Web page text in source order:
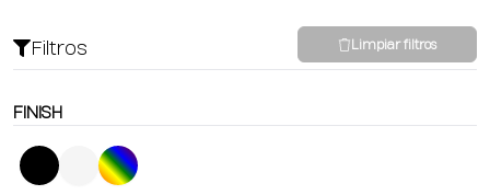
Filtros Limpiar filtros
FINISH